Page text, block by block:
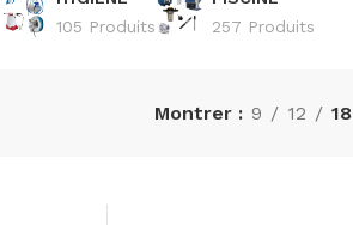
105 Produits
257 Produits
Montrer 9 12 18